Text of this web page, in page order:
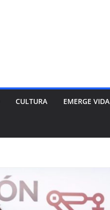
CULTURA EMERGE VIDA